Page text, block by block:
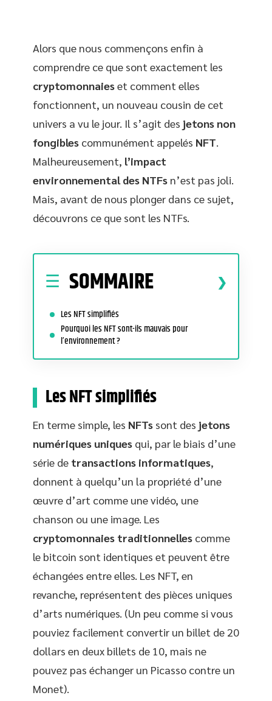
Alors que nous commençons enfin à
comprendre ce que sont exactement les
cryptomonnaieset comment elles
fonctionnent, un nouveau cousin de cet
univers a vu le jour. Il s’agit des jetons non
fongibles communément appelés NFT.
Malheureusement, l’impact
environnemental des NTFs n’est pas joli.
Mais, avant de nous plonger dans ce sujet,
découvrons ce que sont les NTFs.
SOMMAIRE
Les NFT simplifiés
Pourquoi les NFT sont-ils mauvais pour
l’environnement ?
Les NFT simplifiés
En terme simple, les NFTs sont des jetons
numériques uniques qui, par le biais d’une
série de transactions informatiques,
donnent à quelqu’un la propriété d’une
œuvre d’art comme une vidéo, une
chanson ou une image. Les
cryptomonnaies traditionnelles comme
le bitcoin sont identiques et peuvent être
échangées entre elles. Les NFT, en
revanche, représentent des pièces uniques
d’arts numériques. (Un peu comme si vous
pouviez facilement convertir un billet de 20
dollars en deux billets de 10, mais ne
pouvez pas échanger un Picasso contre un
Monet).